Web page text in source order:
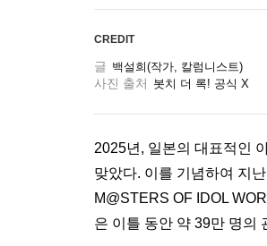
CREDIT
글 백설희(작가, 칼럼니스트)
사진 출처 봇치 더 록! 공식 X
2025년, 일본의 대표적인
맞았다. 이를 기념하여 지
M@STERS OF IDOL
은 이틀 동안 약 39만 명의